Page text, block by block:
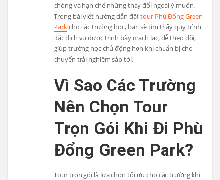
chóng và hạn chế những thay đổi ngoài ý muốn.
Trong bài viết hướng dẫn đặttour Phù Đổng Green
Parkcho các trường học, bạn sẽ tìm thấy quy trình
đặt dịch vụ được trình bày mạch lạc, dễ theo dõi,
giúp trường học chủ động hơn khi chuẩn bị cho
chuyến trải nghiệm sắp tới.
Vì Sao Các Trường
Nên Chọn Tour
Trọn Gói Khi Đi Phù
Đổng Green Park?
Tour trọn gói là lựa chọn tối ưu cho các trường khi